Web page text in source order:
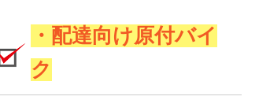
・配達向け原付バイ
ク